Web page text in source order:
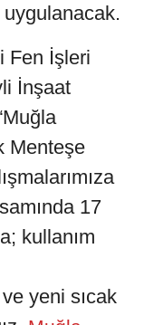
uygulanacak.
Fen İşleri
İnşaat
Menteşe
17
kullanım
yeni sıcak